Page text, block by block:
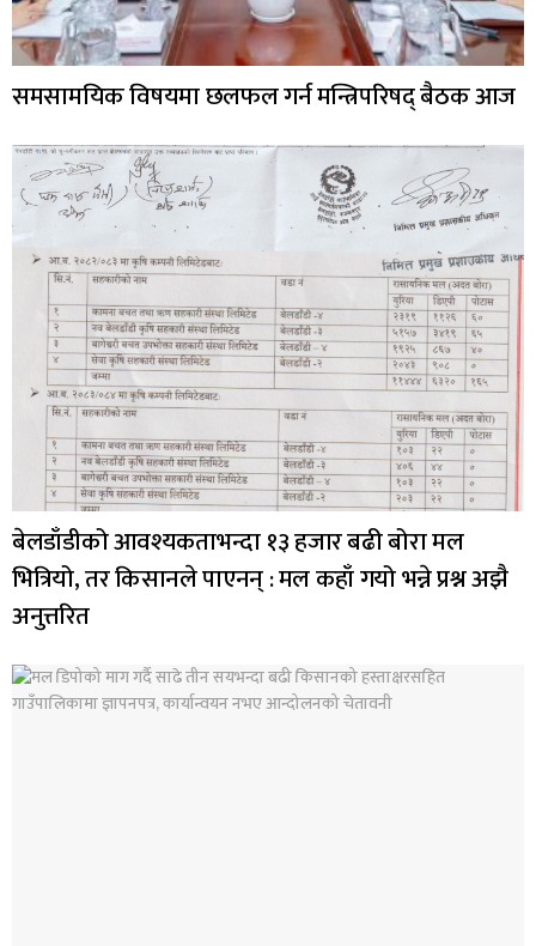
समसामयिक विषयमा छलफल गर्न मन्त्रिपरिषद् बैठक आज
बेलडाँडीको आवश्यकताभन्दा १३ हजार बढी बोरा मल
भित्रियो, तर किसानले पाएनन् : मल कहाँ गयो भन्ने प्रश्न अझै
अनुत्तरित